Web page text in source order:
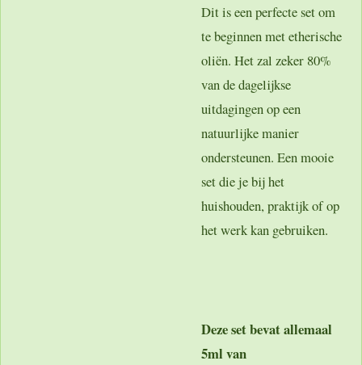
Dit is een perfecte set om
te beginnen met etherische
oliën. Het zal zeker 80%
van de dagelijkse
uitdagingen op een
natuurlijke manier
ondersteunen. Een mooie
set die je bij het
huishouden, praktijk of op
het werk kan gebruiken.
Deze set bevat allemaal
5ml van